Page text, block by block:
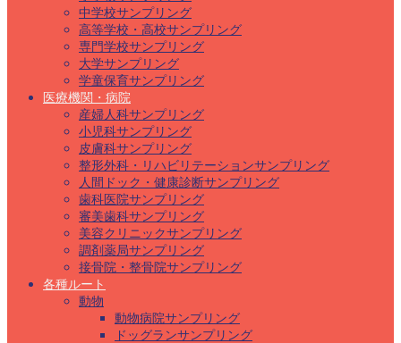
中学校サンプリング
高等学校・高校サンプリング
専門学校サンプリング
大学サンプリング
学童保育サンプリング
医療機関・病院
産婦人科サンプリング
小児科サンプリング
皮膚科サンプリング
整形外科・リハビリテーションサンプリング
人間ドック・健康診断サンプリング
歯科医院サンプリング
審美歯科サンプリング
美容クリニックサンプリング
調剤薬局サンプリング
接骨院・整骨院サンプリング
各種ルート
動物
動物病院サンプリング
ドッグランサンプリング